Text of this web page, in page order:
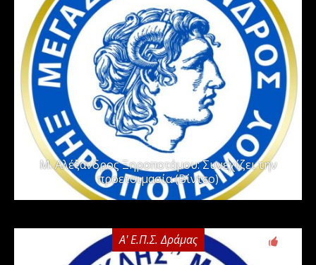
Μ. Αλέξανδρος Ξηροποτάμου: Συνεχίζει την
προετοιμασία (Βίντεο)
Α' Ε.Π.Σ. Δράμας